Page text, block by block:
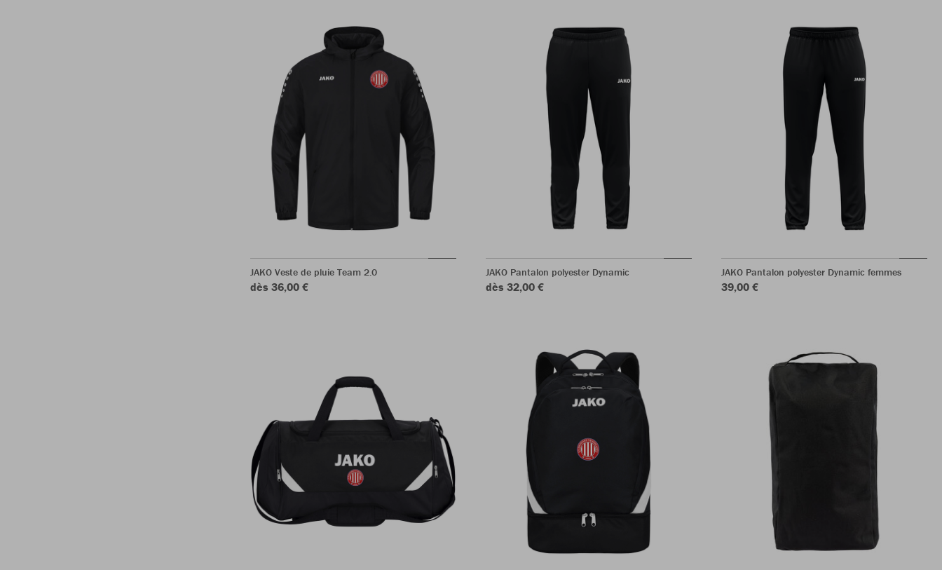
JAKO Veste de pluie Team 2.0
dès 36,00 €
JAKO Pantalon polyester Dynamic
dès 32,00 €
JAKO Pantalon polyester Dynamic femmes
39,00 €